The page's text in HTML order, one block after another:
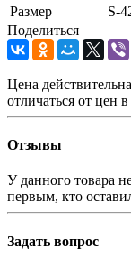
Размер
S-
Поделиться
Цена
отличаться от цен
Отзывы
У данного товара
первым, кто
Задать вопрос